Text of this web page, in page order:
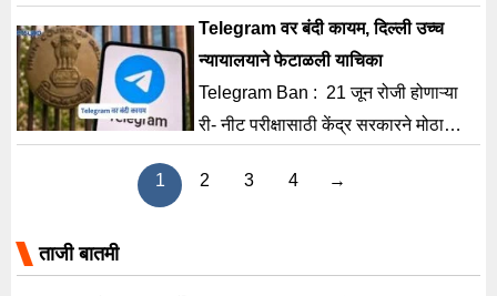
सिस्टममध्ये अनेकदा रेकॉर्ड झाली होती.
Telegram वर बंदी कायम, दिल्ली उच्च
न्यायालयाने फेटाळली याचिका
Telegram Ban : 21 जून रोजी होणाऱ्या
री- नीट परीक्षासाठी केंद्र सरकारने मोठा
आणली आहे.
1 2 3 4 →
ताजी बातमी